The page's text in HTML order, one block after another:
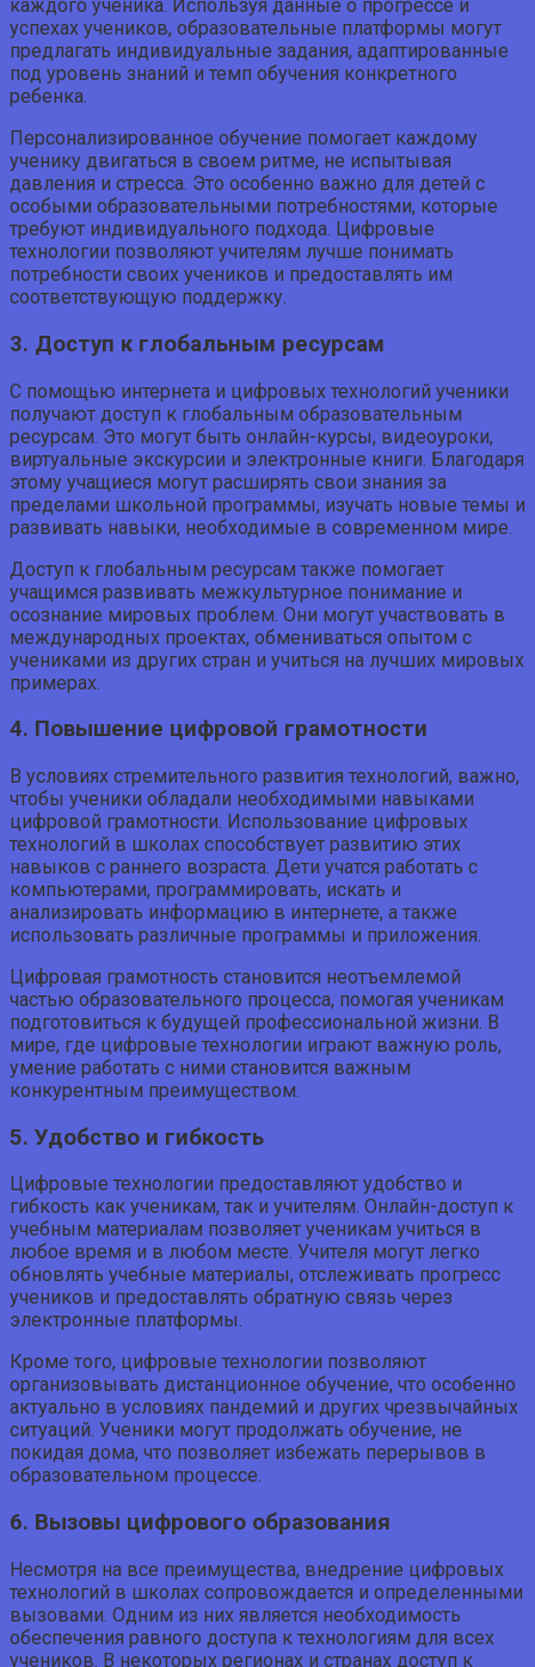
каждого ученика. Используя данные о прогрессе и
успехах учеников, образовательные платформы могут
предлагать индивидуальные задания, адаптированные
под уровень знаний и темп обучения конкретного
ребенка.
Персонализированное обучение помогает каждому
ученику двигаться в своем ритме, не испытывая
давления и стресса. Это особенно важно для детей с
особыми образовательными потребностями, которые
требуют индивидуального подхода. Цифровые
технологии позволяют учителям лучше понимать
потребности своих учеников и предоставлять им
соответствующую поддержку.
3. Доступ к глобальным ресурсам
С помощью интернета и цифровых технологий ученики
получают доступ к глобальным образовательным
ресурсам. Это могут быть онлайн-курсы, видеоуроки,
виртуальные экскурсии и электронные книги. Благодаря
этому учащиеся могут расширять свои знания за
пределами школьной программы, изучать новые темы и
развивать навыки, необходимые в современном мире.
Доступ к глобальным ресурсам также помогает
учащимся развивать межкультурное понимание и
осознание мировых проблем. Они могут участвовать в
международных проектах, обмениваться опытом с
учениками из других стран и учиться на лучших мировых
примерах.
4. Повышение цифровой грамотности
В условиях стремительного развития технологий, важно,
чтобы ученики обладали необходимыми навыками
цифровой грамотности. Использование цифровых
технологий в школах способствует развитию этих
навыков с раннего возраста. Дети учатся работать с
компьютерами, программировать, искать и
анализировать информацию в интернете, а также
использовать различные программы и приложения.
Цифровая грамотность становится неотъемлемой
частью образовательного процесса, помогая ученикам
подготовиться к будущей профессиональной жизни. В
мире, где цифровые технологии играют важную роль,
умение работать с ними становится важным
конкурентным преимуществом.
5. Удобство и гибкость
Цифровые технологии предоставляют удобство и
гибкость как ученикам, так и учителям. Онлайн-доступ к
учебным материалам позволяет ученикам учиться в
любое время и в любом месте. Учителя могут легко
обновлять учебные материалы, отслеживать прогресс
учеников и предоставлять обратную связь через
электронные платформы.
Кроме того, цифровые технологии позволяют
организовывать дистанционное обучение, что особенно
актуально в условиях пандемий и других чрезвычайных
ситуаций. Ученики могут продолжать обучение, не
покидая дома, что позволяет избежать перерывов в
образовательном процессе.
6. Вызовы цифрового образования
Несмотря на все преимущества, внедрение цифровых
технологий в школах сопровождается и определенными
вызовами. Одним из них является необходимость
обеспечения равного доступа к технологиям для всех
учеников. В некоторых регионах и странах доступ к